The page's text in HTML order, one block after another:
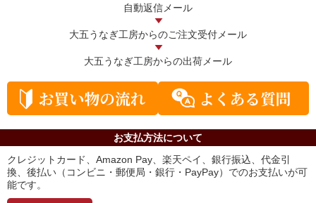
自動返信メール
大五うなぎ工房からのご注文受付メール
大五うなぎ工房からの出荷メール
お支払方法について
クレジットカード、Amazon Pay、楽天ペイ、銀行振込、代金引
換、後払い（コンビニ・郵便局・銀行・PayPay）でのお支払いが可
能です。